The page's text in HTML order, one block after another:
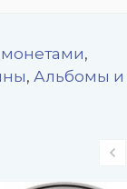
,
, Альбомы и